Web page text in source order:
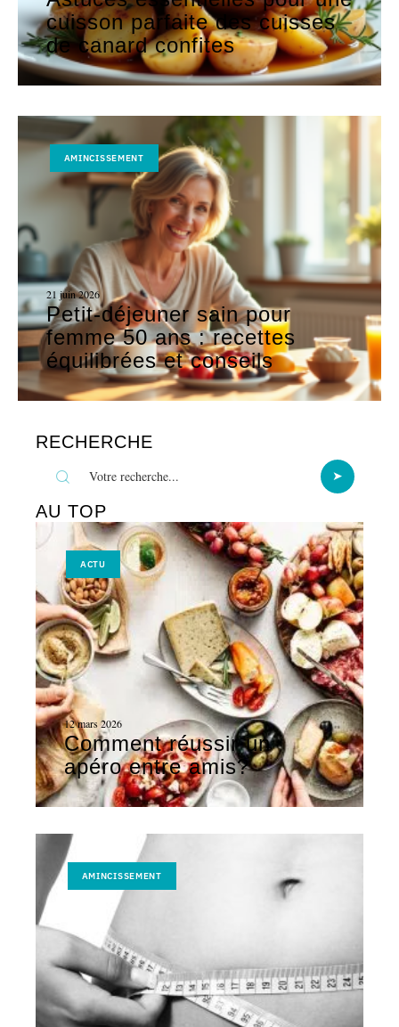
cuisson parfaite des cuisses
de canard confites
AMINCISSEMENT
21 juin 2026
Petit-déjeuner sain pour
femme 50 ans : recettes
équilibrées et conseils
RECHERCHE
AU TOP
ACTU
12 mars 2026
Comment réussir un
apéro entre amis?
AMINCISSEMENT